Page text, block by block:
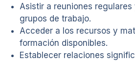
Asistir a reuniones
grupos de trabajo.
Acceder a los recursos y
formación disponibles.
Establecer relaciones